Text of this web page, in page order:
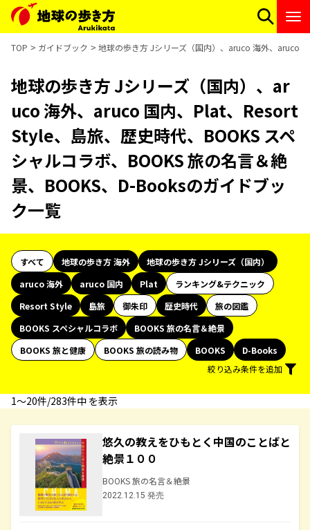
TOP ガイドブック 地球の歩き方 Jシリーズ（国内）、aruco 海外、aruco
地球の歩き方 Jシリーズ（国内）、ar
uco 海外、aruco 国内、Plat、Resort
Style、島旅、歴史時代、BOOKS スペ
シャルコラボ、BOOKS 旅の名言＆絶
景、BOOKS、D-Booksのガイドブッ
ク一覧
すべて 地球の歩き方 海外
地球の歩き方 Jシリーズ（国内）
aruco 海外
aruco 国内 Plat
ランキング&テクニック
Resort Style
島旅 御朱印 歴史時代
旅の図鑑
BOOKS スペシャルコラボ
BOOKS 旅の名言＆絶景
BOOKS 旅と健康
BOOKS 旅の読み物 BOOKS
D-Books
絞り込み条件を追加
1〜20件/283件中 を表示
悠久の教えをひもとく中国のことばと
絶景１００
BOOKS 旅の名言＆絶景
2022.12.15 発売